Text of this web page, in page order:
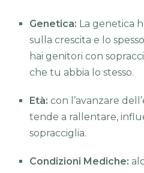
Genetica: La genetica
sulla crescita e lo
hai genitori con
che tu abbia lo stesso.
Età: con l’avanzare
tende a rallentare,
sopracciglia.
Condizioni Mediche: